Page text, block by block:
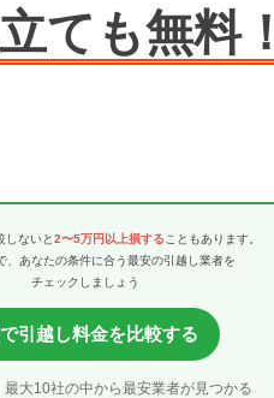
ても無料
しないと2〜5万円以上損する こともあります。
、あなたの条件に合う最安の引越し業者を
チェックしましょう
引越し料金を比較する
大10社の中から最安業者が見つかる